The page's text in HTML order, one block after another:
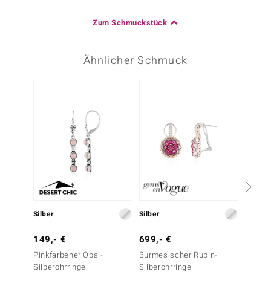
Zum Schmuckstück
Ähnlicher Schmuck
Silber
149,- €
Pinkfarbener Opal-
Silberohrringe
Silber
699,- €
Burmesischer Rubin-
Silberohrringe